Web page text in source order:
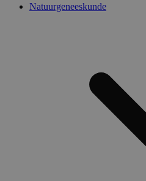
Natuurgeneeskunde